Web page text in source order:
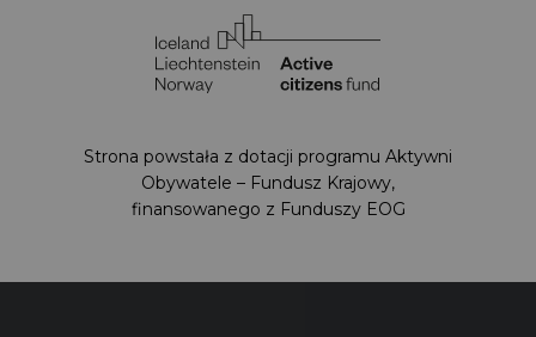
Strona powstała z dotacji programu Aktywni
Obywatele – Fundusz Krajowy,
finansowanego z Funduszy EOG